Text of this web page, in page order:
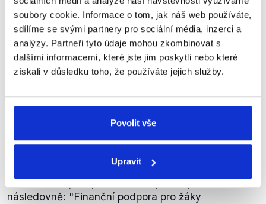
soubory cookie. Informace o tom, jak náš web používáte,
sdílíme se svými partnery pro sociální média, inzerci a
analýzy. Partneři tyto údaje mohou zkombinovat s
dalšími informacemi, které jste jim poskytli nebo které
získali v důsledku toho, že používáte jejich služby.
Povolit vše
Upravit
máte výborné známky, tak
dostáváte 1000, 2000, 3000.
Otázky Václava Moravce Speciál -
předvolební krajské debaty, 8. října 2012
PRAVDA
Výrok Josefa Řiháka je hodnocen na základě
dohledaných informací o nastavení učňovských
nastaveny následující pravidla
nebo zde- .pdf) pro udílení stipendií pro učně
následovně: "Finanční podpora pro žáky